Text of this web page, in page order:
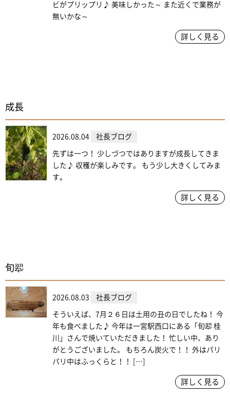
ビがプリップリ♪ 美味しかった～ また近くで業務が
無いかな～
詳しく見る
成長
2026.08.04 社長ブログ
先ずは一つ！ 少しづつではありますが成長してきま
した♪ 収穫が楽しみです。 もう少し大きくしてみま
す。
詳しく見る
旬翆
2026.08.03 社長ブログ
そういえば、7月２６日は土用の丑の日でしたね！ 今
年も食べました♪ 今年は一宮駅西口にある「旬翆 桂
川」さんで焼いていただきました！ 忙しい中、あり
がとうございました。 もちろん炭火で！！ 外はパリ
パリ中はふっくらと！！ […]
詳しく見る